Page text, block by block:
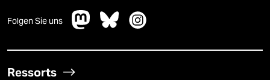
Folgen Sie uns
Ressorts